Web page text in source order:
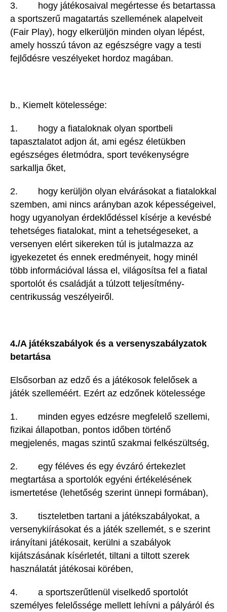
3. hogy játékosaival megértesse és betartassa
a sportszerű magatartás szellemének alapelveit
(Fair Play), hogy elkerüljön minden olyan lépést,
amely hosszú távon az egészségre vagy a testi
fejlődésre veszélyeket hordoz magában.
b., Kiemelt kötelessége:
1. hogy a fiataloknak olyan sportbeli
tapasztalatot adjon át, ami egész életükben
egészséges életmódra, sport tevékenységre
sarkallja őket,
2. hogy kerüljön olyan elvárásokat a fiatalokkal
szemben, ami nincs arányban azok képességeivel,
hogy ugyanolyan érdeklődéssel kísérje a kevésbé
tehetséges fiatalokat, mint a tehetségeseket, a
versenyen elért sikereken túl is jutalmazza az
igyekezetet és ennek eredményeit, hogy minél
több információval lássa el, világosítsa fel a fiatal
sportolót és családját a túlzott teljesítmény-
centrikusság veszélyeiről.
4./A játékszabályok és a versenyszabályzatok
betartása
Elsősorban az edző és a játékosok felelősek a
játék szelleméért. Ezért az edzőnek kötelessége
1. minden egyes edzésre megfelelő szellemi,
fizikai állapotban, pontos időben történő
megjelenés, magas szintű szakmai felkészültség,
2. egy féléves és egy évzáró értekezlet
megtartása a sportolók egyéni értékelésének
ismertetése (lehetőség szerint ünnepi formában),
3. tiszteletben tartani a játékszabályokat, a
versenykiírásokat és a játék szellemét, s e szerint
irányítani játékosait, kerülni a szabályok
kijátszásának kísérletét, tiltani a tiltott szerek
használatát játékosai körében,
4. a sportszerűtlenül viselkedő sportolót
személyes felelőssége mellett lehívni a pályáról és